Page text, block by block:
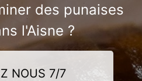
des punaises
l'Aisne ?
NOUS 7/7